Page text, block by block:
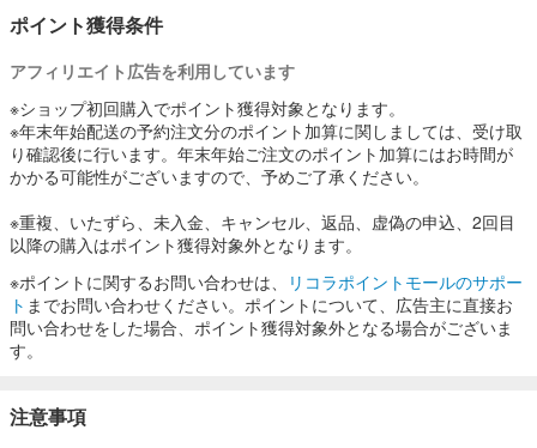
ポイント獲得条件
アフィリエイト広告を利用しています
※ショップ初回購入でポイント獲得対象となります。
※年末年始配送の予約注文分のポイント加算に関しましては、受け取
り確認後に行います。年末年始ご注文のポイント加算にはお時間が
かかる可能性がございますので、予めご了承ください。
※重複、いたずら、未入金、キャンセル、返品、虚偽の申込、2回目
以降の購入はポイント獲得対象外となります。
※ポイントに関するお問い合わせは、
リコラポイントモールのサポー
ト までお問い合わせください。ポイントについて、広告主に直接お
問い合わせをした場合、ポイント獲得対象外となる場合がございま
す。
注意事項